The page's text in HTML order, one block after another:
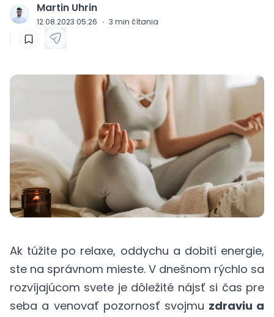
J Martin Uhrin
12.08.2023 05:26 · 3 min čítania
Ak túžite po relaxe, oddychu a dobití energie,
ste na správnom mieste. V dnešnom rýchlo sa
rozvíjajúcom svete je dôležité nájsť si čas pre
seba a venovať pozornosť svojmu zdraviu a